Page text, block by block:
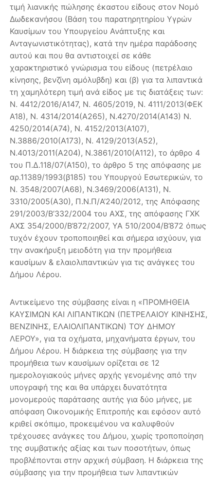
τιμή λιανικής πώλησης έκαστου είδους στον Νομό
Δωδεκανήσου (Βάση του παρατηρητηρίου Υγρών
Καυσίμων του Υπουργείου Ανάπτυξης και
Ανταγωνιστικότητας), κατά την ημέρα παράδοσης
αυτού και που θα αντιστοιχεί σε κάθε
χαρακτηριστικό γνώρισμα του είδους (πετρέλαιο
κίνησης, βενζίνη αμόλυβδη) και (β) για τα λιπαντικά
τη χαμηλότερη τιμή ανά είδος με τις διατάξεις των:
Ν. 4412/2016/Α147, Ν. 4605/2019, Ν. 4111/2013(ΦΕΚ
Α18), Ν. 4314/2014(Α265), Ν.4270/2014(Α143) Ν.
4250/2014(Α74), Ν. 4152/2013(Α107),
Ν.3886/2010(Α173), Ν. 4129/2013(Α52),
Ν.4013/2011(Α204), Ν.3861/2010(Α112), το άρθρο 4
του Π.Δ.118/07(Α150), το άρθρο 5 της απόφασης με
αρ.11389/1993(β185) του Υπουργού Εσωτερικών, το
Ν. 3548/2007(Α68), Ν.3469/2006(Α131), Ν.
3310/2005(Α30), Π.Ν.Π/Α’240/2012, της Απόφασης
291/2003/Β’332/2004 του ΑΧΣ, της απόφασης ΓΧΚ
ΑΧΣ 354/2000/Β’872/2007, ΥΑ 510/2004/Β’872 όπως
τυχόν έχουν τροποποιηθεί και σήμερα ισχύουν, για
την ανακήρυξη μειοδότη για την προμήθεια
καυσίμων & ελαιολιπαντικών για τις ανάγκες του
Δήμου Λέρου.
Αντικείμενο της σύμβασης είναι η «ΠΡΟΜΗΘΕΙΑ
ΚΑΥΣΙΜΩΝ ΚΑΙ ΛΙΠΑΝΤΙΚΩΝ (ΠΕΤΡΕΛΑΙΟΥ ΚΙΝΗΣΗΣ,
ΒΕΝΖΙΝΗΣ, ΕΛΑΙΟΛΙΠΑΝΤΙΚΩΝ) ΤΟΥ ΔΗΜΟΥ
ΛΕΡΟΥ», για τα οχήματα, μηχανήματα έργων, του
Δήμου Λέρου. Η διάρκεια της σύμβασης για την
προμήθεια των καυσίμων ορίζεται σε 12
ημερολογιακούς μήνες αρχής γενομένης από την
υπογραφή της και θα υπάρχει δυνατότητα
μονομερούς παράτασης αυτής για δύο μήνες, με
απόφαση Οικονομικής Επιτροπής και εφόσον αυτό
κριθεί σκόπιμο, προκειμένου να καλυφθούν
τρέχουσες ανάγκες του Δήμου, χωρίς τροποποίηση
της συμβατικής αξίας και των ποσοτήτων, όπως
προβλέπονται στην αρχική σύμβαση. Η διάρκεια της
σύμβασης για την προμήθεια των λιπαντικών